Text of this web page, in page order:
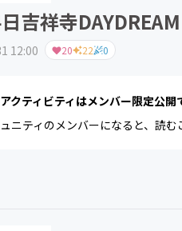
吉祥寺
12:00 20 22 0
クティビティはメンバー限定公開
ニティのメンバーになると、読む